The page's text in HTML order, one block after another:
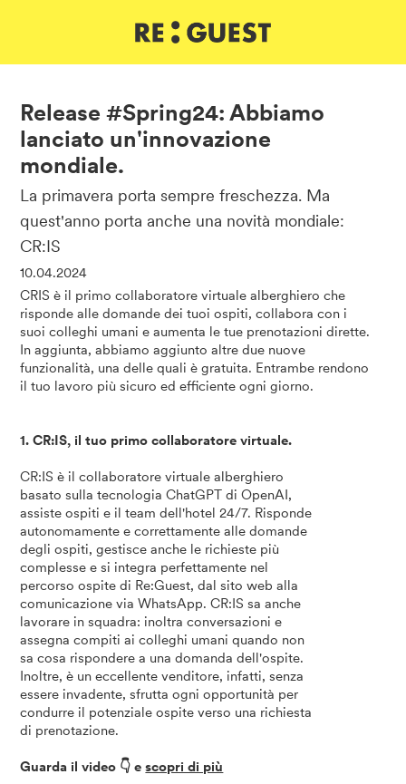
Release #Spring24: Abbiamo
lanciato un'innovazione
mondiale.
La primavera porta sempre freschezza. Ma
quest'anno porta anche una novità mondiale:
CR:IS
10.04.2024
CRIS è il primo collaboratore virtuale alberghiero che
risponde alle domande dei tuoi ospiti, collabora con i
suoi colleghi umani e aumenta le tue prenotazioni dirette.
In aggiunta, abbiamo aggiunto altre due nuove
funzionalità, una delle quali è gratuita. Entrambe rendono
il tuo lavoro più sicuro ed efficiente ogni giorno.
1. CR:IS, il tuo primo collaboratore virtuale.
CR:IS è il collaboratore virtuale alberghiero
basato sulla tecnologia ChatGPT di OpenAI,
assiste ospiti e il team dell'hotel 24/7. Risponde
autonomamente e correttamente alle domande
degli ospiti, gestisce anche le richieste più
complesse e si integra perfettamente nel
percorso ospite di Re:Guest, dal sito web alla
comunicazione via WhatsApp. CR:IS sa anche
lavorare in squadra: inoltra conversazioni e
assegna compiti ai colleghi umani quando non
sa cosa rispondere a una domanda dell'ospite.
Inoltre, è un eccellente venditore, infatti, senza
essere invadente, sfrutta ogni opportunità per
condurre il potenziale ospite verso una richiesta
di prenotazione.
Guarda il video 👇 escopri di più